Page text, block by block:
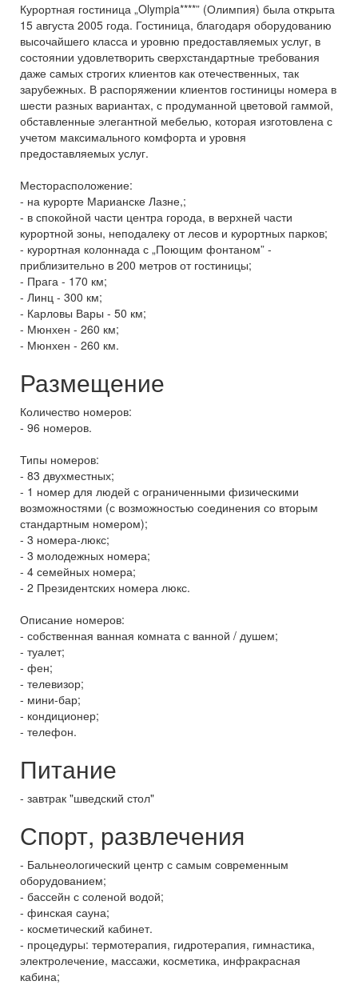
Курортная гостиница „Olympia****” (Олимпия) была открыта
15 августа 2005 года. Гостиница, благодаря оборудованию
высочайшего класса и уровню предоставляемых услуг, в
состоянии удовлетворить сверхстандартные требования
даже самых строгих клиентов как отечественных, так
зарубежных. В распоряжении клиентов гостиницы номера в
шести разных вариантах, с продуманной цветовой гаммой,
обставленные элегантной мебелью, которая изготовлена с
учетом максимального комфорта и уровня
предоставляемых услуг.
Месторасположение:
- на курорте Марианске Лазне,;
- в спокойной части центра города, в верхней части
курортной зоны, неподалеку от лесов и курортных парков;
- курортная колоннада с „Поющим фонтаном” -
приблизительно в 200 метров от гостиницы;
- Прага - 170 км;
- Линц - 300 км;
- Карловы Вары - 50 км;
- Мюнхен - 260 км;
- Мюнхен - 260 км.
Размещение
Количество номеров:
- 96 номеров.
Типы номеров:
- 83 двухместных;
- 1 номер для людей с ограниченными физическими
возможностями (с возможностью соединения со вторым
стандартным номером);
- 3 номера-люкс;
- 3 молодежных номера;
- 4 семейных номера;
- 2 Президентских номера люкс.
Описание номеров:
- собственная ванная комната с ванной / душем;
- туалет;
- фен;
- телевизор;
- мини-бар;
- кондиционер;
- телефон.
Питание
- завтрак "шведский стол"
Спорт, развлечения
- Бальнеологический центр с самым современным
оборудованием;
- бассейн с соленой водой;
- финская сауна;
- косметический кабинет.
- процедуры: термотерапия, гидротерапия, гимнастика,
электролечение, массажи, косметика, инфракрасная
кабина;